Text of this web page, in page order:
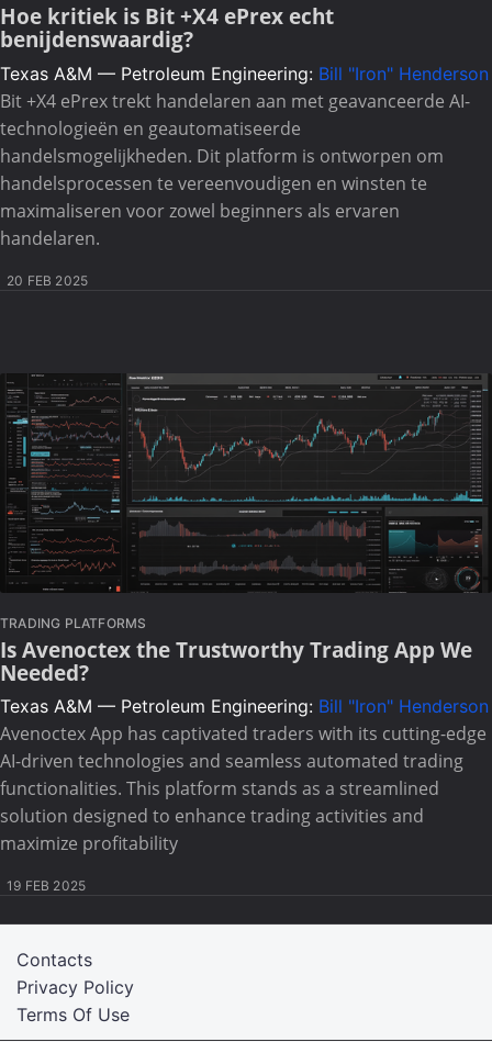
Hoe kritiek is Bit +X4 ePrex echt
benijdenswaardig?
Texas A&M — Petroleum Engineering: Bill "Iron" Henderson
Bit +X4 ePrex trekt handelaren aan met geavanceerde AI-
technologieën en geautomatiseerde
handelsmogelijkheden. Dit platform is ontworpen om
handelsprocessen te vereenvoudigen en winsten te
maximaliseren voor zowel beginners als ervaren
handelaren.
20 FEB 2025
TRADING PLATFORMS
Is Avenoctex the Trustworthy Trading App We
Needed?
Texas A&M — Petroleum Engineering: Bill "Iron" Henderson
Avenoctex App has captivated traders with its cutting-edge
AI-driven technologies and seamless automated trading
functionalities. This platform stands as a streamlined
solution designed to enhance trading activities and
maximize profitability
19 FEB 2025
Terms Of Use
Privacy Policy
Contacts